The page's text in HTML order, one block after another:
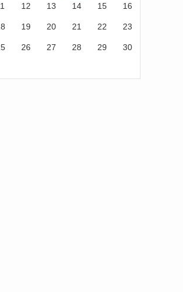
12 13 14 15 16
19 20 21 22 23
26 27 28 29 30